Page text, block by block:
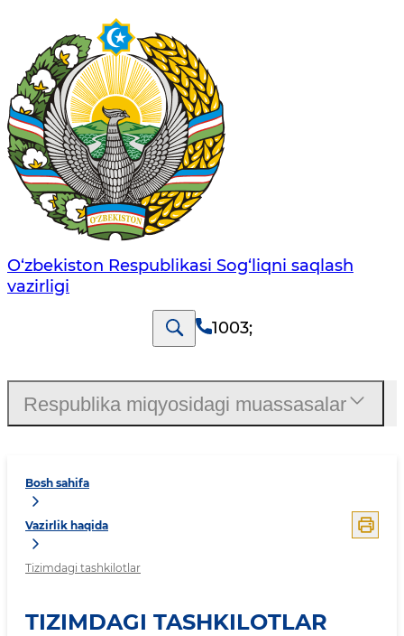
O‘zbеkistоn Rеspublikаsi Sоg‘liqni saqlash
vаzirligi
1003;
Bosh sahifa
Vazirlik haqida
Tizimdagi tashkilotlar
TIZIMDAGI TASHKILOTLAR
Respublika miqyosidagi muassasalar